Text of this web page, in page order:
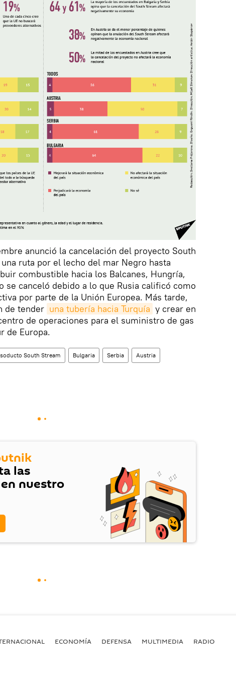
anunció la cancelación del proyecto South
ruta por el lecho del mar Negro hasta
combustible hacia los Balcanes, Hungría,
se canceló debido a lo que Rusia calificó como
por parte de la Unión Europea. Más tarde,
de tender una tubería hacia Turquía y crear en
de operaciones para el suministro de gas
de Europa.
South Stream Bulgaria Serbia Austria
las
nuestro
ECONOMÍA DEFENSA MULTIMEDIA RADIO